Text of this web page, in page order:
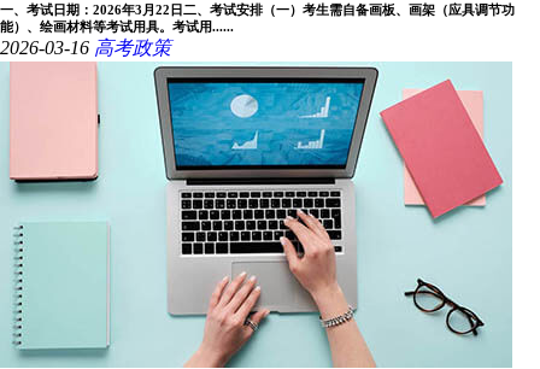
一、考试日期：2026年3月22日二、考试安排（一）考生需自备画板、画架（应具调节功
能）、绘画材料等考试用具。考试用......
2026-03-16 高考政策